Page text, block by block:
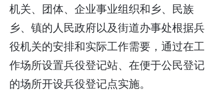
机关、团体、企业事业组织和乡、民族
乡、镇的人民政府以及街道办事处根据兵
役机关的安排和实际工作需要，通过在工
作场所设置兵役登记站、在便于公民登记
的场所开设兵役登记点实施。